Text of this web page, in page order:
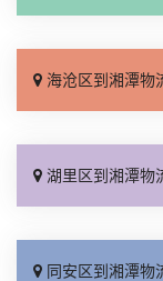
海沧区到湘潭物流专线_资质齐全「专
湖里区到湘潭物流专线_专业调车「急
同安区到湘潭物流专线_全程无虑「高